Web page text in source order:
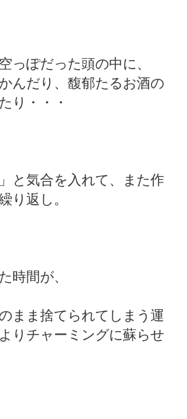
っぽだった頭の中に、
んだり、馥郁たるお酒の
り・・・
と気合を入れて、また作
り返し。
時間が、
まま捨てられてしまう運
りチャーミングに蘇らせ